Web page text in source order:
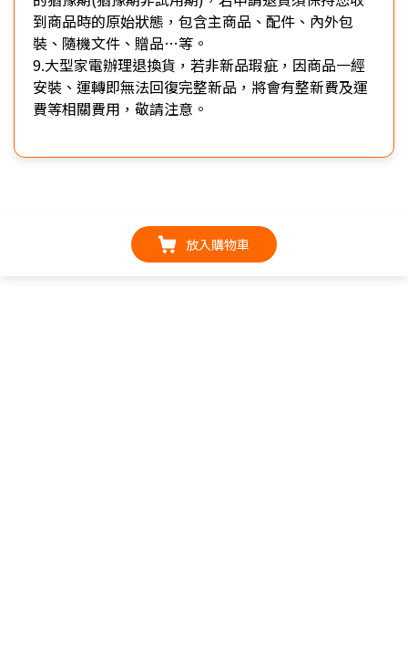
到商品時的原始狀態，包含主商品、配件、內外包
裝、隨機文件、贈品…等。
9.大型家電辦理退換貨，若非新品瑕疵，因商品一經
安裝、運轉即無法回復完整新品，將會有整新費及運
費等相關費用，敬請注意。
放入購物車